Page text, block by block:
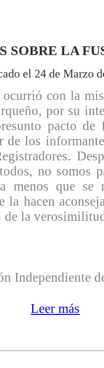
SOBRE LA
el 24 de Marzo
con la
por su
pacto
de los
no somos
menos que se
la hacen
de la
Independiente
Leer más